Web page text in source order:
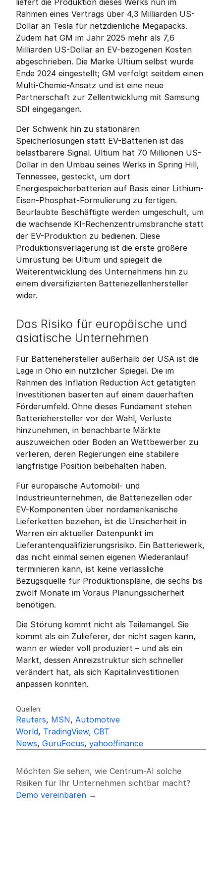
liefert die Produktion dieses Werks nun im
Rahmen eines Vertrags über 4,3 Milliarden US-
Dollar an Tesla für netzdienliche Megapacks.
Zudem hat GM im Jahr 2025 mehr als 7,6
Milliarden US-Dollar an EV-bezogenen Kosten
abgeschrieben. Die Marke Ultium selbst wurde
Ende 2024 eingestellt; GM verfolgt seitdem einen
Multi-Chemie-Ansatz und ist eine neue
Partnerschaft zur Zellentwicklung mit Samsung
SDI eingegangen.
Der Schwenk hin zu stationären
Speicherlösungen statt EV-Batterien ist das
belastbarere Signal. Ultium hat 70 Millionen US-
Dollar in den Umbau seines Werks in Spring Hill,
Tennessee, gesteckt, um dort
Energiespeicherbatterien auf Basis einer Lithium-
Eisen-Phosphat-Formulierung zu fertigen.
Beurlaubte Beschäftigte werden umgeschult, um
die wachsende KI-Rechenzentrumsbranche statt
der EV-Produktion zu bedienen. Diese
Produktionsverlagerung ist die erste größere
Umrüstung bei Ultium und spiegelt die
Weiterentwicklung des Unternehmens hin zu
einem diversifizierten Batteriezellenhersteller
wider.
Das Risiko für europäische und
asiatische Unternehmen
Für Batteriehersteller außerhalb der USA ist die
Lage in Ohio ein nützlicher Spiegel. Die im
Rahmen des Inflation Reduction Act getätigten
Investitionen basierten auf einem dauerhaften
Förderumfeld. Ohne dieses Fundament stehen
Batteriehersteller vor der Wahl, Verluste
hinzunehmen, in benachbarte Märkte
auszuweichen oder Boden an Wettbewerber zu
verlieren, deren Regierungen eine stabilere
langfristige Position beibehalten haben.
Für europäische Automobil- und
Industrieunternehmen, die Batteriezellen oder
EV-Komponenten über nordamerikanische
Lieferketten beziehen, ist die Unsicherheit in
Warren ein aktueller Datenpunkt im
Lieferantenqualifizierungsrisiko. Ein Batteriewerk,
das nicht einmal seinen eigenen Wiederanlauf
terminieren kann, ist keine verlässliche
Bezugsquelle für Produktionspläne, die sechs bis
zwölf Monate im Voraus Planungssicherheit
benötigen.
Die Störung kommt nicht als Teilemangel. Sie
kommt als ein Zulieferer, der nicht sagen kann,
wann er wieder voll produziert – und als ein
Markt, dessen Anreizstruktur sich schneller
verändert hat, als sich Kapitalinvestitionen
anpassen konnten.
Quellen:
Reuters, MSN, Automotive
World, TradingView, CBT
News, GuruFocus, yahoo!finance
Möchten Sie sehen, wie Centrum-AI solche
Risiken für Ihr Unternehmen sichtbar macht?
Demo vereinbaren →